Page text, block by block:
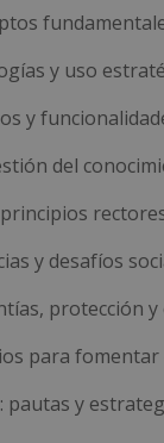
y uso
y
del
y desafíos
protección y
para
y